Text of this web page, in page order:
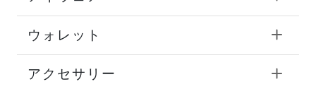
ウォレット
アクセサリー